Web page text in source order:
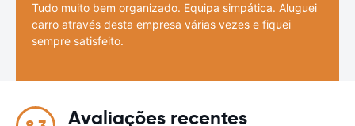
Tudo muito bem organizado. Equipa simpática. Aluguei
carro através desta empresa várias vezes e fiquei
sempre satisfeito.
Avaliações recentes